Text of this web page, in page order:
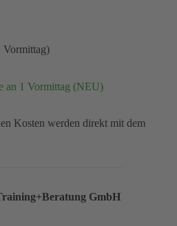
Vormittag)
an 1 Vormittag (NEU)
Kosten werden direkt mit dem
GmbH